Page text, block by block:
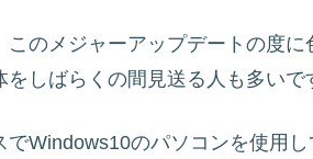
このメジャーアップデートの度
をしばらくの間見送る人も多いで
でWindows10のパソコンを使用